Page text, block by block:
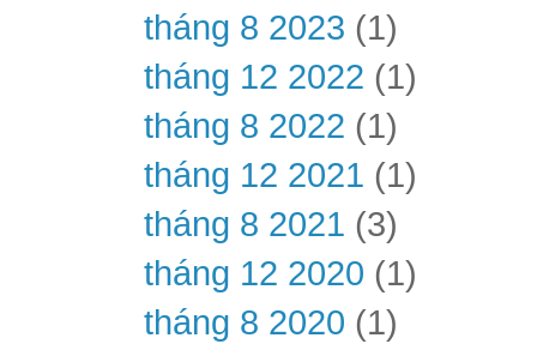
tháng 8 2023 (1)
tháng 12 2022 (1)
tháng 8 2022 (1)
tháng 12 2021 (1)
tháng 8 2021 (3)
tháng 12 2020 (1)
tháng 8 2020 (1)